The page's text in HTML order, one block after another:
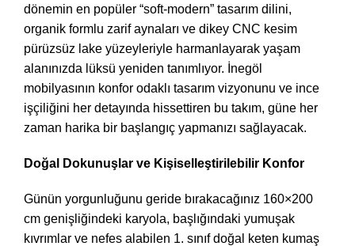
dönemin en popüler “soft-modern” tasarım dilini,
organik formlu zarif aynaları ve dikey CNC kesim
pürüzsüz lake yüzeyleriyle harmanlayarak yaşam
alanınızda lüksü yeniden tanımlıyor. İnegöl
mobilyasının konfor odaklı tasarım vizyonunu ve ince
işçiliğini her detayında hissettiren bu takım, güne her
zaman harika bir başlangıç yapmanızı sağlayacak.
Doğal Dokunuşlar ve Kişiselleştirilebilir Konfor
Günün yorgunluğunu geride bırakacağınız 160×200
cm genişliğindeki karyola, başlığındaki yumuşak
kıvrımlar ve nefes alabilen 1. sınıf doğal keten kumaş